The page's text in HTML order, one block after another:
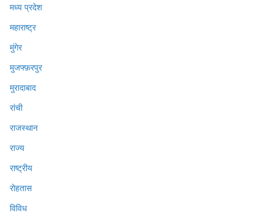
मध्य प्रदेश
महाराष्ट्र
मुंगेर
मुजफ्फ़रपुर
मुरादाबाद
रांची
राजस्थान
राज्य
राष्ट्रीय
रोहतास
विविध